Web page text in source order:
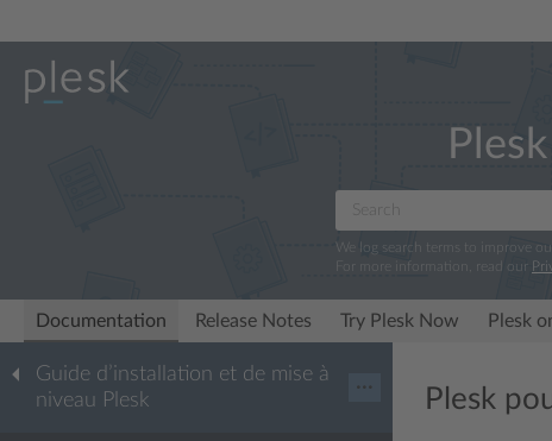
We log search terms to improve
For more information, read our
Documentation Release Notes Try Plesk Now Plesk
Guide d’installation et de mise à
niveau Plesk
··· Plesk